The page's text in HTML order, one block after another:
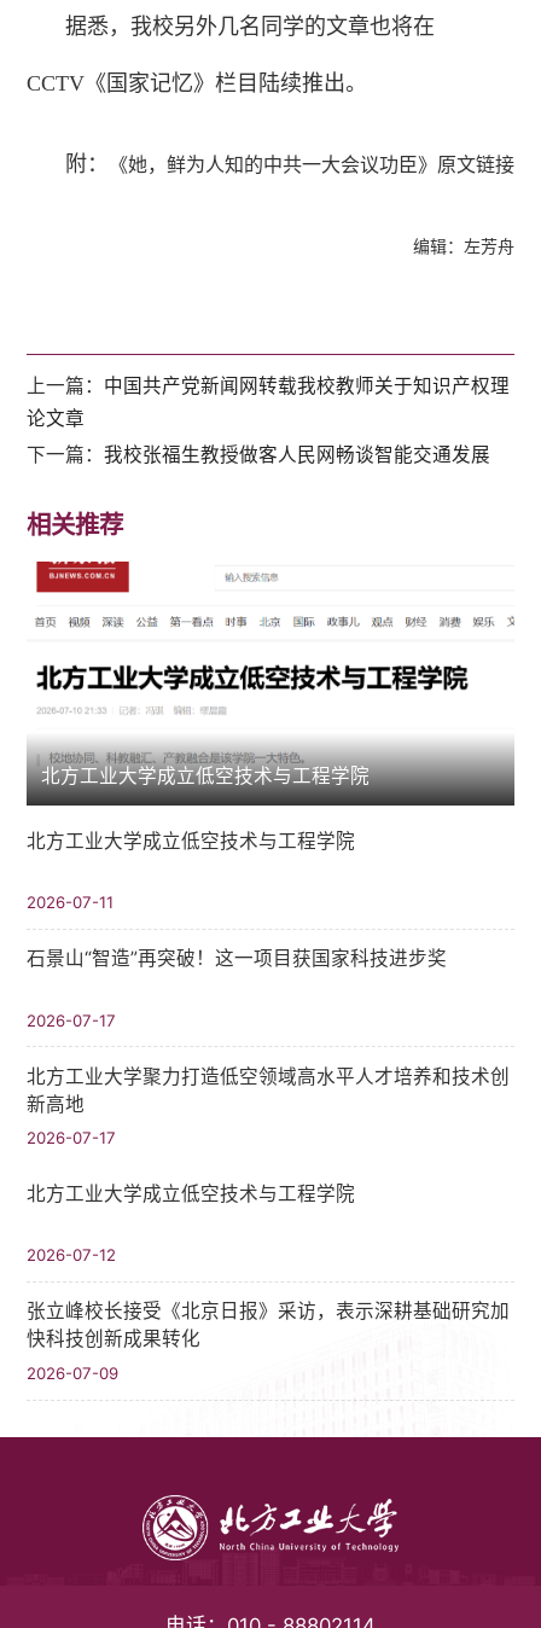
据悉，我校另外几名同学的文章也将在
CCTV《国家记忆》栏目陆续推出。
附： 《她，鲜为人知的中共一大会议功臣》原文链接
编辑：左芳舟
上一篇： 中国共产党新闻网转载我校教师关于知识产权理
论文章
下一篇：我校张福生教授做客人民网畅谈智能交通发展
相关推荐
北方工业大学成立低空技术与工程学院
北方工业大学成立低空技术与工程学院
2026-07-11
石景山“智造”再突破！这一项目获国家科技进步奖
2026-07-17
北方工业大学聚力打造低空领域高水平人才培养和技术创
新高地
2026-07-17
北方工业大学成立低空技术与工程学院
2026-07-12
张立峰校长接受《北京日报》采访，表示深耕基础研究加
快科技创新成果转化
2026-07-09